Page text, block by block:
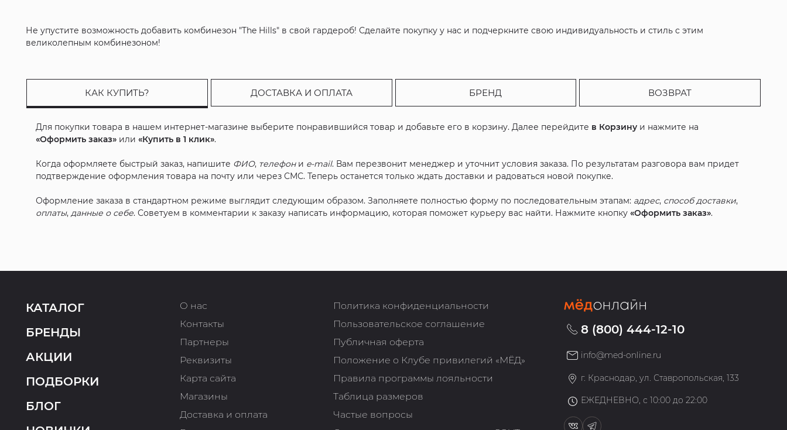
Не упустите возможность добавить комбинезон "The Hills" в свой гардероб! Сделайте покупку у нас и подчеркните свою индивидуальность и стиль с этим
великолепным комбинезоном!
КАК КУПИТЬ? ДОСТАВКА И ОПЛАТА БРЕНД ВОЗВРАТ
Для покупки товара в нашем интернет-магазине выберите понравившийся товар и добавьте его в корзину. Далее перейдите в Корзину и нажмите на
«Оформить заказ» или«Купить в 1 клик».
Когда оформляете быстрый заказ, напишите ФИО, телефони e-mail. Вам перезвонит менеджер и уточнит условия заказа. По результатам разговора вам придет
подтверждение оформления товара на почту или через СМС. Теперь останется только ждать доставки и радоваться новой покупке.
Оформление заказа в стандартном режиме выглядит следующим образом. Заполняете полностью форму по последовательным этапам: адрес, способ доставки,
оплаты,данные о себе. Советуем в комментарии к заказу написать информацию, которая поможет курьеру вас найти. Нажмите кнопку«Оформить заказ».
КАТАЛОГ
БРЕНДЫ
АКЦИИ
ПОДБОРКИ
БЛОГ
О нас
Контакты
Партнеры
Реквизиты
Карта сайта
Магазины
Доставка и оплата
Политика конфиденциальности
Пользовательское соглашение
Публичная оферта
Положение о Клубе привилегий «МЁД»
Правила программы лояльности
Таблица размеров
Частые вопросы
8 (800) 444-12-10
info@med-online.ru
г. Краснодар, ул. Ставропольская, 133
ЕЖЕДНЕВНО, с 10:00 до 22:00